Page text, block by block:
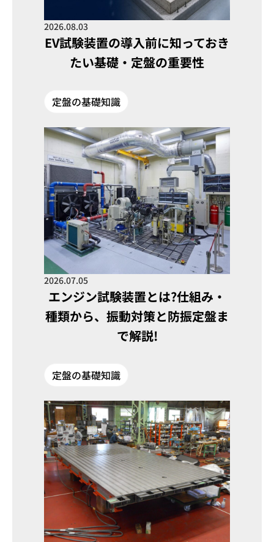
2026.08.03
EV試験装置の導入前に知っておき
たい基礎・定盤の重要性
定盤の基礎知識
2026.07.05
エンジン試験装置とは?仕組み・
種類から、振動対策と防振定盤ま
で解説!
定盤の基礎知識